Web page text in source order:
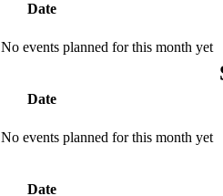
Date
No events planned for this month yet
Date
No events planned for this month yet
Date